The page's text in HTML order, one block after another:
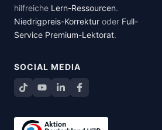
hilfreiche Lern-Ressourcen.
Niedrigpreis-Korrektur oder Full-
Service Premium-Lektorat.
SOCIAL MEDIA
TikTokYouTube
LinkedInFacebook teilen